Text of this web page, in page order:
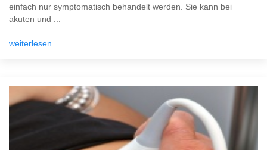
einfach nur symptomatisch behandelt werden. Sie kann bei
akuten und ...
weiterlesen